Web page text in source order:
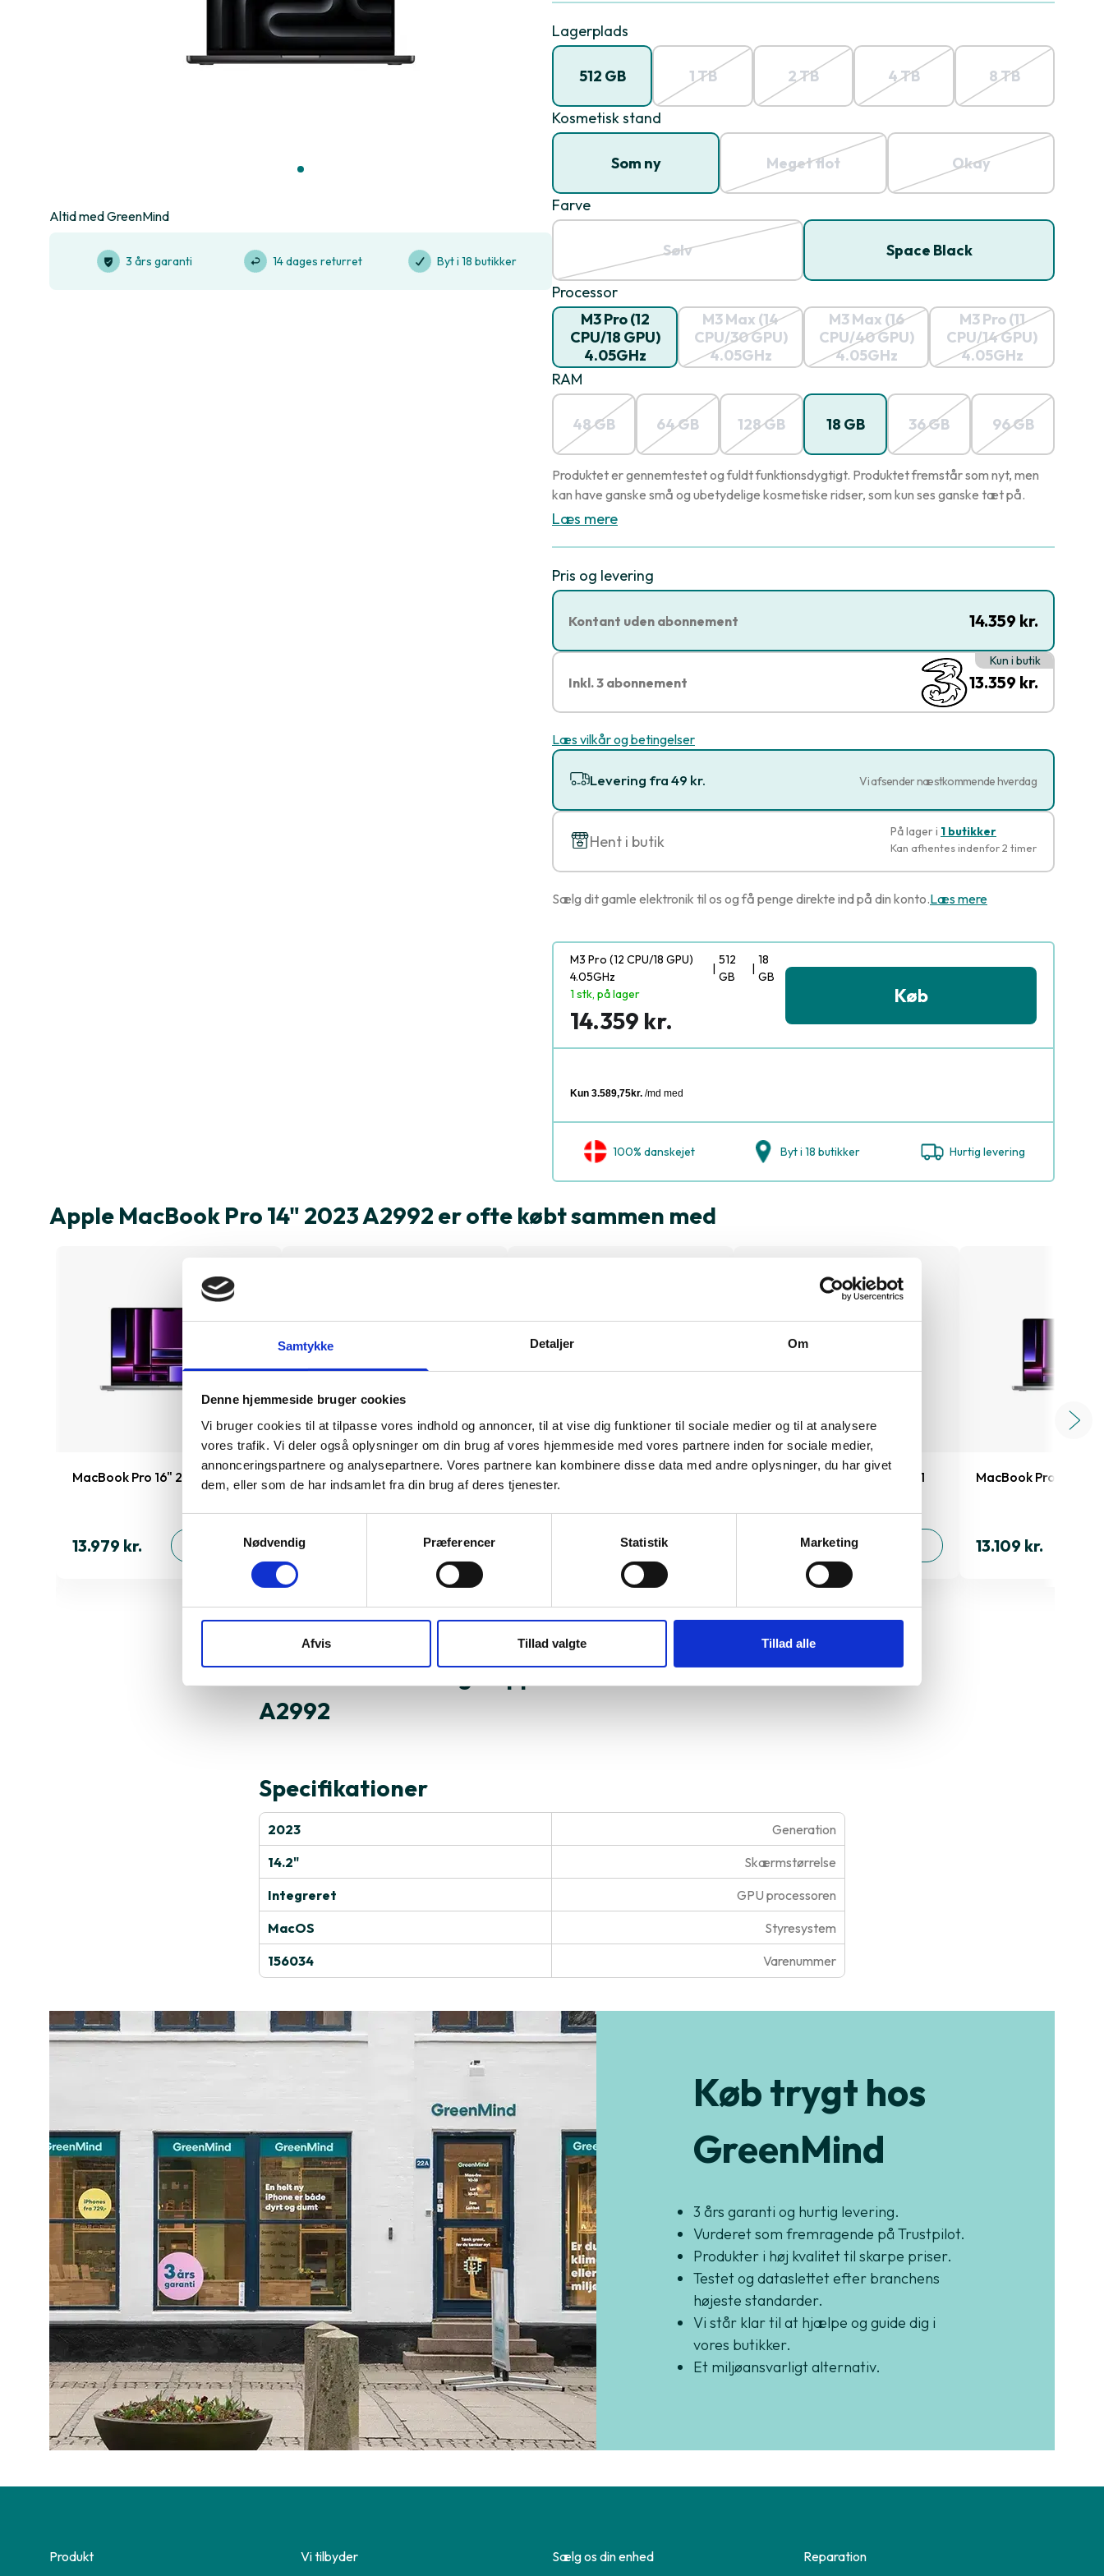
Samtykke Detaljer Om
Denne hjemmeside bruger cookies
Vi bruger cookies til at tilpasse vores indhold og annoncer, til at vise dig funktioner til sociale medier og til at analysere
vores trafik. Vi deler også oplysninger om din brug af vores hjemmeside med vores partnere inden for sociale medier,
annonceringspartnere og analysepartnere. Vores partnere kan kombinere disse data med andre oplysninger, du har givet
dem, eller som de har indsamlet fra din brug af deres tjenester.
Nødvendig
Præferencer Statistik Marketing
Afvis Tillad valgte Tillad alle
Altid med GreenMind
3 års garanti 14 dages returret Byt i 18 butikker
Lagerplads
512 GB 1 TB 2 TB 4 TB 8 TB
Kosmetisk stand
Som ny Meget flot Okay
Farve
Sølv Space Black
Processor
M3 Pro (12
CPU/18 GPU)
4.05GHz
M3 Max (14
CPU/30 GPU)
4.05GHz
M3 Max (16
CPU/40 GPU)
4.05GHz
M3 Pro (11
CPU/14 GPU)
4.05GHz
RAM
48 GB 64 GB 128 GB 18 GB 36 GB 96 GB
Produktet er gennemtestet og fuldt funktionsdygtigt. Produktet fremstår som nyt, men
kan have ganske små og ubetydelige kosmetiske ridser, som kun ses ganske tæt på.
Læs mere
Pris og levering
Kontant uden abonnement 14.359 kr.
Kun i butik
Inkl. 3 abonnement 13.359 kr.
Læs vilkår og betingelser
Levering fra 49 kr. Vi afsender næstkommende hverdag
Hent i butik
På lager i 1 butikker
Kan afhentes indenfor 2 timer
Sælg dit gamle elektronik til os og få penge direkte ind på din konto.Læs mere
M3 Pro (12 CPU/18 GPU)
4.05GHz
|
512
GB
|
18
GB
1 stk, på lager
14.359 kr.
Køb
100% danskejet Byt i 18 butikker Hurtig levering
Apple MacBook Pro 14" 2023 A2992 er ofte købt sammen med
MacBook Pro 16" 2023 A2991
13.979 kr.
MacBook Pro 14" 2023 A2918
11.599 kr. TILFØJ
MacBook Pro 16" 2023 A2991
TILFØJ
MacBook Pro 16" 2023 A2991
16.879 kr.
MacBook Pro 14"
13.109 kr.
Derfor skal du vælge Apple MacBook Pro 14" 2023
A2992
Specifikationer
2023
14.2"
Integreret
MacOS
156034
Generation
Skærmstørrelse
GPU processoren
Styresystem
Varenummer
Køb trygt hos
GreenMind
3 års garanti og hurtig levering.
Vurderet som fremragende på Trustpilot.
Produkter i høj kvalitet til skarpe priser.
Testet og dataslettet efter branchens
højeste standarder.
Vi står klar til at hjælpe og guide dig i
vores butikker.
Et miljøansvarligt alternativ.
Produkt Vi tilbyder Sælg os din enhed Reparation